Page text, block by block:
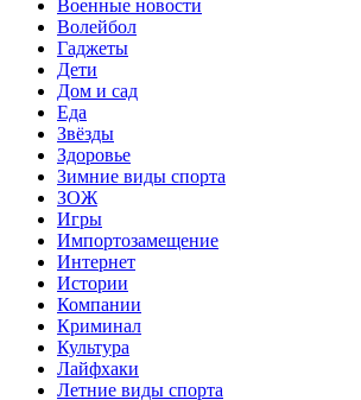
Военные новости
Волейбол
Гаджеты
Дети
Дом и сад
Еда
Звёзды
Здоровье
Зимние виды спорта
ЗОЖ
Игры
Импортозамещение
Интернет
Истории
Компании
Криминал
Культура
Лайфхаки
Летние виды спорта